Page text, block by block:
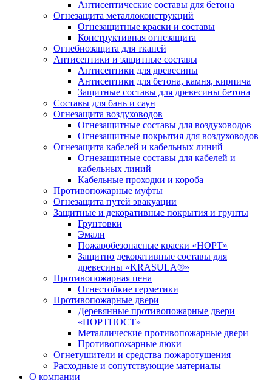
Антисептические составы для бетона
Огнезащита металлоконструкций
Огнезащитные краски и составы
Конструктивная огнезащита
Огнебиозащита для тканей
Антисептики и защитные составы
Антисептики для древесины
Антисептики для бетона, камня, кирпича
Защитные составы для древесины бетона
Составы для бань и саун
Огнезащита воздуховодов
Огнезащитные составы для воздуховодов
Огнезащитные покрытия для воздуховодов
Огнезащита кабелей и кабельных линий
Огнезащитные составы для кабелей и
кабельных линий
Кабельные проходки и короба
Противопожарные муфты
Огнезащита путей эвакуации
Защитные и декоративные покрытия и грунты
Грунтовки
Эмали
Пожаробезопасные краски «НОРТ»
Защитно декоративные составы для
древесины «KRASULA®»
Противопожарная пена
Огнестойкие герметики
Противопожарные двери
Деревянные противопожарные двери
«НОРТПОСТ»
Металлические противопожарные двери
Противопожарные люки
Огнетушители и средства пожаротушения
Расходные и сопутствующие материалы
О компании